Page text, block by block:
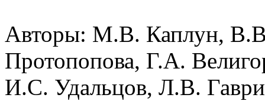
Авторы: М.В. Каплун,
Протопопова, Г.А.
И.С. Удальцов, Л.В.